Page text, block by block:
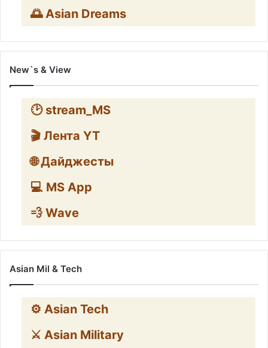
🌅 Asian Dreams
New`s & View
🕑 stream_MS
🎬 Лента YT
🌐 Дайджесты
💻 MS App
💨 Wave
Asian Mil & Tech
⚙️ Asian Tech
⚔️ Asian Military